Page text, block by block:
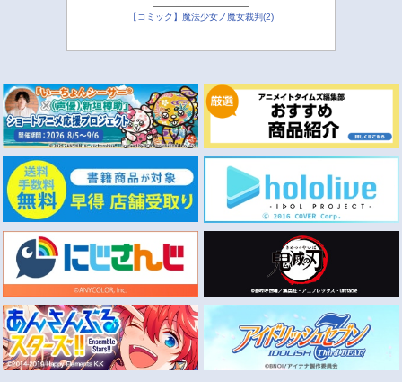
【コミック】魔法少女ノ魔女裁判(2)